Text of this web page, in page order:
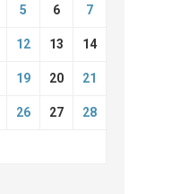
5 6 7
12 13 14
19 20 21
26 27 28